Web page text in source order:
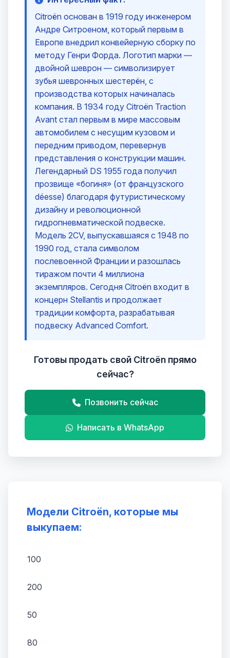
Модели Citroën, которые мы
выкупаем:
100
200
50
80
Citroën основан в 1919 году инженером
Андре Ситроеном, который первым в
Европе внедрил конвейерную сборку по
методу Генри Форда. Логотип марки —
двойной шеврон — символизирует
зубья шевронных шестерён, с
производства которых начиналась
компания. В 1934 году Citroën Traction
Avant стал первым в мире массовым
автомобилем с несущим кузовом и
передним приводом, перевернув
представления о конструкции машин.
Легендарный DS 1955 года получил
прозвище «богиня» (от французского
déesse) благодаря футуристическому
дизайну и революционной
гидропневматической подвеске.
Модель 2CV, выпускавшаяся с 1948 по
1990 год, стала символом
послевоенной Франции и разошлась
тиражом почти 4 миллиона
экземпляров. Сегодня Citroën входит в
концерн Stellantis и продолжает
традиции комфорта, разрабатывая
подвеску Advanced Comfort.
Готовы продать свой Citroën прямо
сейчас?
Позвонить сейчас
Написать в WhatsApp